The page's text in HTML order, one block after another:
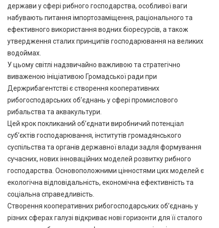
держави у сфері рибного господарства, особливої ваги
набувають питання імпортозаміщення, раціонального та
ефективного використання водних біоресурсів, а також
утвердження сталих принципів господарювання на великих
водоймах.
У цьому світлі надзвичайно важливою та стратегічно
виваженою ініціативою Громадської ради при
Держрибагентстві є створення кооперативних
рибогосподарських об’єднань у сфері промислового
рибальства та аквакультури.
Цей крок покликаний об’єднати виробничий потенціал
суб’єктів господарювання, інститутів громадянського
суспільства та органів державної влади задля формування
сучасних, нових інноваційних моделей розвитку рибного
господарства. Основоположними цінностями цих моделей є
екологічна відповідальність, економічна ефективність та
соціальна справедливість.
Створення кооперативних рибогосподарських об’єднань у
різних сферах галузі відкриває нові горизонти для її сталого